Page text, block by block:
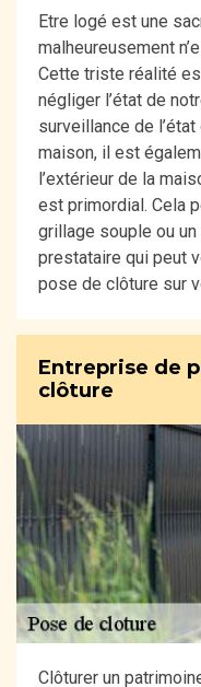
Etre logé est une
malheureusement
Cette triste réalité
négliger l’état de
surveillance de
maison, il est
l’extérieur de la
est primordial. Cela
grillage souple ou
prestataire qui peut
pose de clôture sur
Entreprise de
clôture
Clôturer un